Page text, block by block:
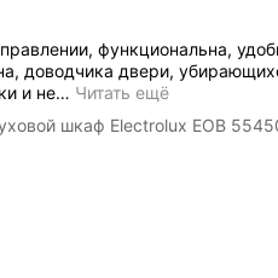
функциональна,
доводчика двери,
и не… Читать ещё
шкаф Electrolux EOB